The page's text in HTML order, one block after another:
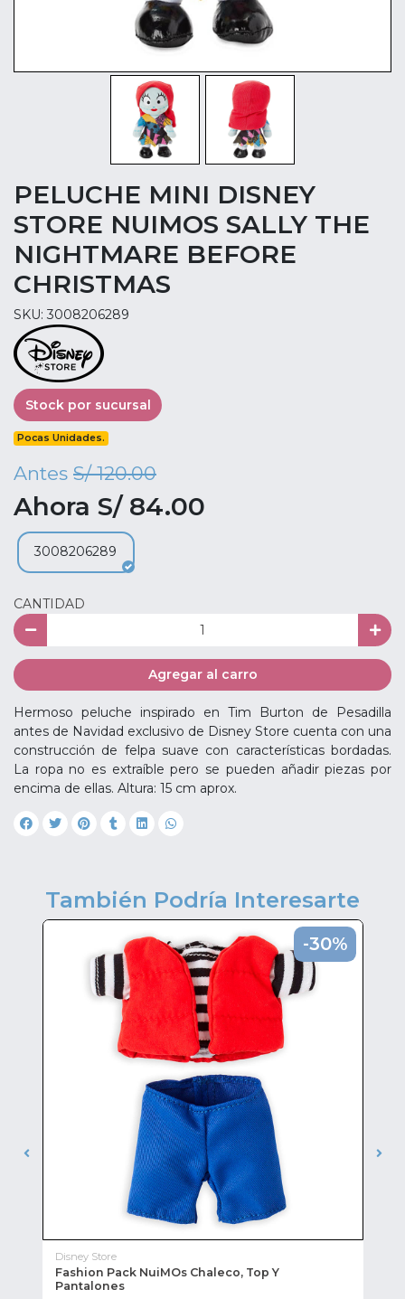
PELUCHE MINI DISNEY
STORE NUIMOS SALLY THE
NIGHTMARE BEFORE
CHRISTMAS
SKU: 3008206289
Stock por sucursal
Pocas Unidades.
Antes S/ 120.00
Ahora S/ 84.00
3008206289
CANTIDAD
Agregar al carro
Hermoso peluche inspirado en Tim Burton de Pesadilla
antes de Navidad exclusivo de Disney Store cuenta con una
construcción de felpa suave con características bordadas.
La ropa no es extraíble pero se pueden añadir piezas por
encima de ellas. Altura: 15 cm aprox.
También Podría Interesarte
-30%
Disney Store
Fashion Pack NuiMOs Chaleco, Top Y
Pantalones